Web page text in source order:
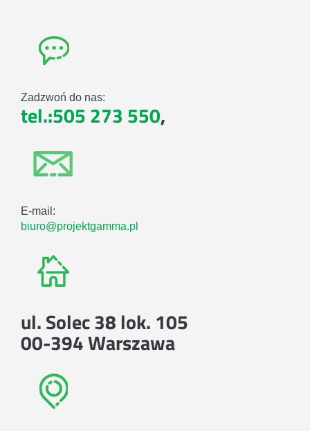
Zadzwoń do nas:
tel.:505 273 550,
E-mail:
biuro@projektgamma.pl
ul. Solec 38 lok. 105
00-394 Warszawa